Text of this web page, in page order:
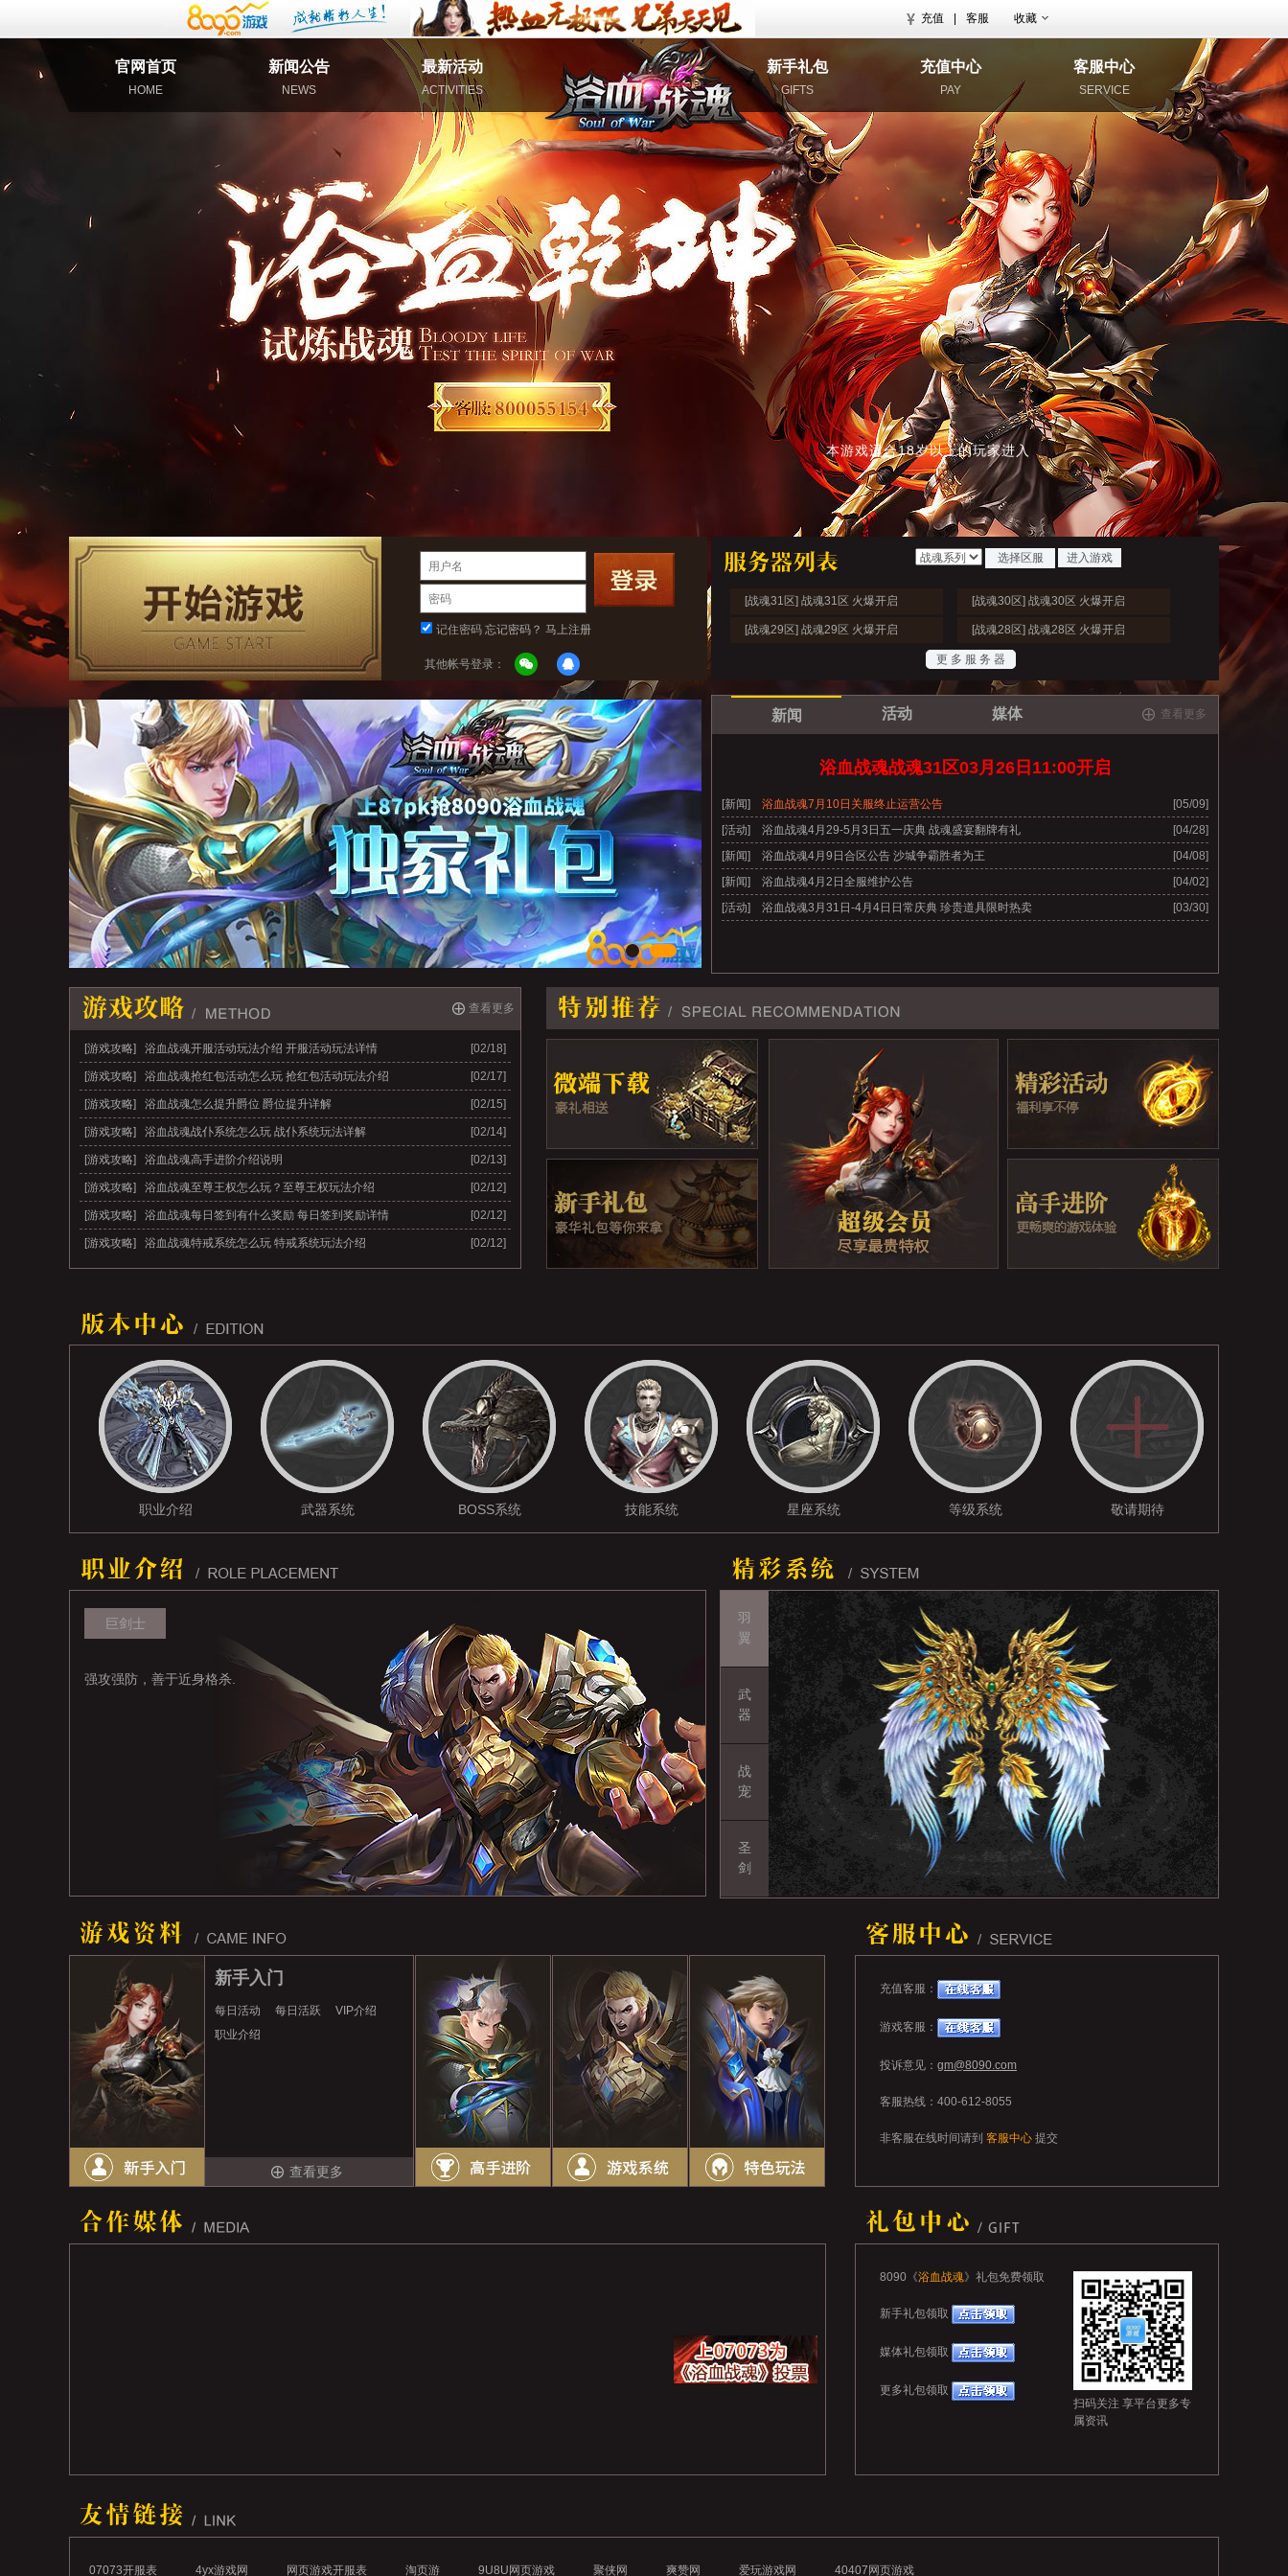
充值 客服 收藏
官网首页
HOME
新闻公告
NEWS
最新活动
ACTIVITIES
新手礼包
GIFTS
充值中心
PAY
客服中心
SERVICE
本游戏适合18岁以上的玩家进入
记住密码 忘记密码？ 马上注册
其他帐号登录：
进入游戏
[战魂31区] 战魂31区 火爆开启 [战魂30区] 战魂30区 火爆开启
[战魂29区] 战魂29区 火爆开启 [战魂28区] 战魂28区 火爆开启
更 多 服 务 器
查看更多
新闻 活动 媒体
浴血战魂战魂31区03月26日11:00开启
[05/09]
[新闻] 浴血战魂7月10日关服终止运营公告
[04/28]
[活动] 浴血战魂4月29-5月3日五一庆典 战魂盛宴翻牌有礼
[04/08]
[新闻] 浴血战魂4月9日合区公告 沙城争霸胜者为王
[04/02]
[新闻] 浴血战魂4月2日全服维护公告
[03/30]
[活动] 浴血战魂3月31日-4月4日日常庆典 珍贵道具限时热卖
查看更多
[02/18]
[游戏攻略] 浴血战魂开服活动玩法介绍 开服活动玩法详情
[02/17]
[游戏攻略] 浴血战魂抢红包活动怎么玩 抢红包活动玩法介绍
[02/15]
[游戏攻略] 浴血战魂怎么提升爵位 爵位提升详解
[02/14]
[游戏攻略] 浴血战魂战仆系统怎么玩 战仆系统玩法详解
[02/13]
[游戏攻略] 浴血战魂高手进阶介绍说明
[02/12]
[游戏攻略] 浴血战魂至尊王权怎么玩？至尊王权玩法介绍
[02/12]
[游戏攻略] 浴血战魂每日签到有什么奖励 每日签到奖励详情
[02/12]
[游戏攻略] 浴血战魂特戒系统怎么玩 特戒系统玩法介绍
职业介绍 武器系统 BOSS系统 技能系统 星座系统 等级系统 敬请期待
巨剑士
强攻强防，善于近身格杀.
羽
翼
武
器
战
宠
圣
剑
新手入门
每日活动 每日活跃
VIP介绍
职业介绍
查看更多
高手进阶
技能系统 爵位玩法
BOSS系统
星座系统
查看更多
游戏系统
武器系统 战盟系统
等级系统
查看更多
特色玩法
爵位玩法
充值客服：
游戏客服：
投诉意见： gm@8090.com
客服热线：400-612-8055
非客服在线时间请到 客服中心 提交
8090《浴血战魂》礼包免费领取
新手礼包领取
媒体礼包领取
更多礼包领取
扫码关注 享平台更多专
属资讯
07073开服表 4yx游戏网 网页游戏开服表 淘页游 9U8U网页游戏 聚侠网 爽赞网 爱玩游戏网 40407网页游戏